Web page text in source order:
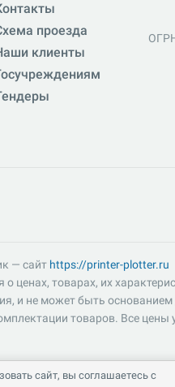
проезда
клиенты
— сайт https://printer-plotter.ru
ценах, товарах, их
и не может быть основанием
товаров. Все цены
сайт, вы соглашаетесь с